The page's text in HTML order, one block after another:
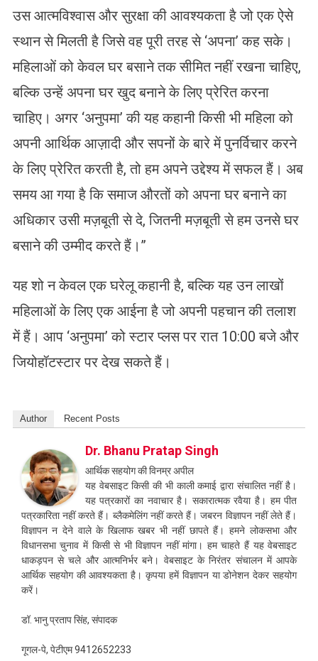
उस आत्मविश्वास और सुरक्षा की आवश्यकता है जो एक ऐसे
स्थान से मिलती है जिसे वह पूरी तरह से ‘अपना’ कह सके।
महिलाओं को केवल घर बसाने तक सीमित नहीं रखना चाहिए,
बल्कि उन्हें अपना घर खुद बनाने के लिए प्रेरित करना
चाहिए। अगर ‘अनुपमा’ की यह कहानी किसी भी महिला को
अपनी आर्थिक आज़ादी और सपनों के बारे में पुनर्विचार करने
के लिए प्रेरित करती है, तो हम अपने उद्देश्य में सफल हैं। अब
समय आ गया है कि समाज औरतों को अपना घर बनाने का
अधिकार उसी मज़बूती से दे, जितनी मज़बूती से हम उनसे घर
बसाने की उम्मीद करते हैं।”
यह शो न केवल एक घरेलू कहानी है, बल्कि यह उन लाखों
महिलाओं के लिए एक आईना है जो अपनी पहचान की तलाश
में हैं। आप ‘अनुपमा’ को स्टार प्लस पर रात 10:00 बजे और
जियोहॉटस्टार पर देख सकते हैं।
Author Recent Posts
Dr. Bhanu Pratap Singh
आर्थिक सहयोग की विनम्र अपील
यह वेबसाइट किसी की भी काली कमाई द्वारा संचालित नहीं है।
यह पत्रकारों का नवाचार है। सकारात्मक रवैया है। हम पीत
पत्रकारिता नहीं करते हैं। ब्लैकमेलिंग नहीं करते हैं। जबरन विज्ञापन नहीं लेते हैं।
विज्ञापन न देने वाले के खिलाफ खबर भी नहीं छापते हैं। हमने लोकसभा और
विधानसभा चुनाव में किसी से भी विज्ञापन नहीं मांगा। हम चाहते हैं यह वेबसाइट
धाकड़पन से चले और आत्मनिर्भर बने। वेबसाइट के निरंतर संचालन में आपके
आर्थिक सहयोग की आवश्यकता है। कृपया हमें विज्ञापन या डोनेशन देकर सहयोग
करें।
डॉ. भानु प्रताप सिंह, संपादक
गूगल-पे, पेटीएम 9412652233